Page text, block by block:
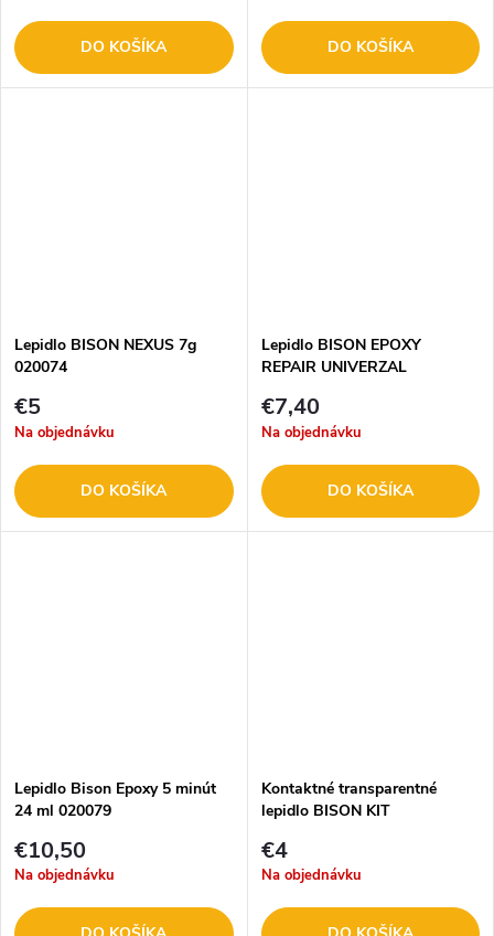
DO KOŠÍKA DO KOŠÍKA
Lepidlo BISON NEXUS 7g
020074
€5
Na objednávku
DO KOŠÍKA
Lepidlo BISON EPOXY
REPAIR UNIVERZAL
€7,40
Na objednávku
DO KOŠÍKA
Lepidlo Bison Epoxy 5 minút
24 ml 020079
€10,50
Na objednávku
Kontaktné transparentné
lepidlo BISON KIT
€4
Na objednávku